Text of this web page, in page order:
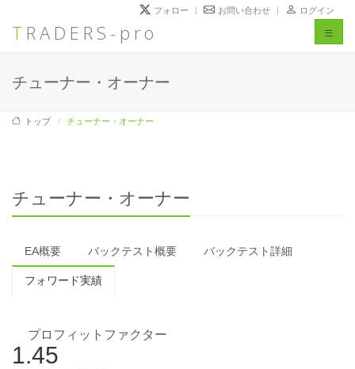
TRADERS-pro
フォロー お問い合わせ ログイン
Toggle
チューナー・オーナー
トップ チューナー・オーナー
チューナー・オーナー
EA概要 バックテスト概要 バックテスト詳細
フォワード実績
プロフィットファクター
1.45